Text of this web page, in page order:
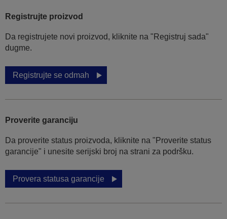
Registrujte proizvod
Da registrujete novi proizvod, kliknite na "Registruj sada"
dugme.
Registrujte se odmah
Proverite garanciju
Da proverite status proizvoda, kliknite na "Proverite status
garancije" i unesite serijski broj na strani za podršku.
Provera statusa garancije